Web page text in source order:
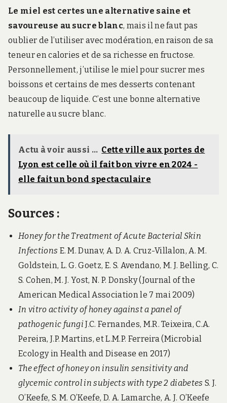
Le miel est certes une alternative saine et
savoureuse au sucre blanc, mais il ne faut pas
oublier de l’utiliser avec modération, en raison de sa
teneur en calories et de sa richesse en fructose.
Personnellement, j’utilise le miel pour sucrer mes
boissons et certains de mes desserts contenant
beaucoup de liquide. C’est une bonne alternative
naturelle au sucre blanc.
Actu à voir aussi ... Cette ville aux portes de
Lyon est celle où il fait bon vivre en 2024 -
elle fait un bond spectaculaire
Sources :
Honey for the Treatment of Acute Bacterial Skin
Infections E. M. Dunav, A. D. A. Cruz-Villalon, A. M.
Goldstein, L. G. Goetz, E. S. Avendano, M. J. Belling, C.
S. Cohen, M. J. Yost, N. P. Donsky (Journal of the
American Medical Association le 7 mai 2009)
In vitro activity of honey against a panel of
pathogenic fungi J.C. Fernandes, M.R. Teixeira, C.A.
Pereira, J.P. Martins, et L.M.P. Ferreira (Microbial
Ecology in Health and Disease en 2017)
The effect of honey on insulin sensitivity and
glycemic control in subjects with type 2 diabetes S. J.
O’Keefe, S. M. O’Keefe, D. A. Lamarche, A. J. O’Keefe